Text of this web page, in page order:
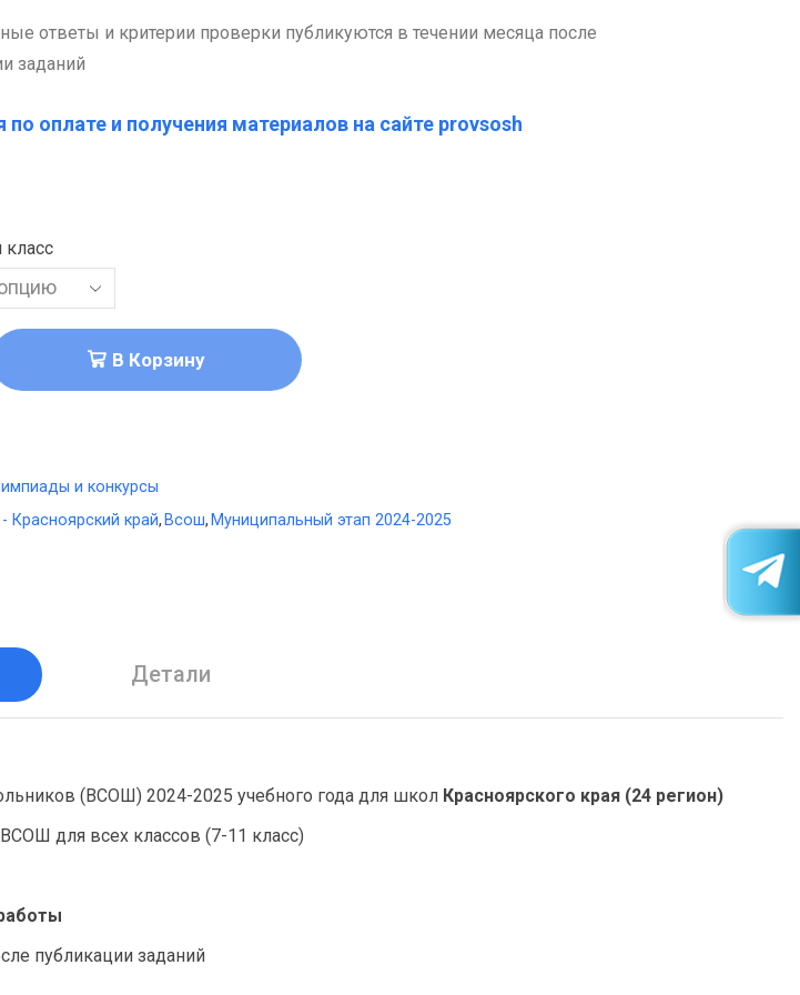
ответы и критерии проверки публикуются в течении месяца после
заданий
по оплате и получения материалов на сайте provsosh
В Корзину
и конкурсы
Красноярский край, Всош, Муниципальный этап 2024-2025
Детали
(ВСОШ) 2024-2025 учебного года для школ Красноярского края (24 регион)
для всех классов (7-11 класс)
публикации заданий